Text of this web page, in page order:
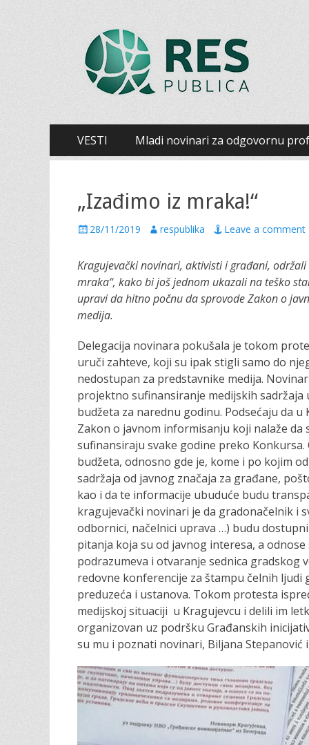
Šumadijski
Šumadijski centar za građanski aktivizam
Primary
Menu
SkipVESTI Mladi novinari za odgovornu
„Izađimo iz mraka!“
P
s
t
e
d
o
28/11/2019
A
h
o
r
respublika Leave a comment
Kragujevački novinari, aktivisti i građani,
mraka“, kako bi još jednom ukazali na teško
upravi da hitno počnu da sprovode Zakon o
medija.
Delegacija novinara pokušala je tokom
uruči zahteve, koji su ipak stigli samo do
nedostupan za predstavnike medija.
projektno sufinansiranje medijskih sadržaja
budžeta za narednu godinu. Podsećaju da
Zakon o javnom informisanju koji nalaže da
sufinansiraju svake godine preko
budžeta, odnosno gde je, kome i po kojim
sadržaja od javnog značaja za građane,
kao i da te informacije ubuduće budu
kragujevački novinari je da gradonačelnik i
odbornici, načelnici uprava …) budu
pitanja koja su od javnog interesa, a
podrazumeva i otvaranje sednica gradskog
redovne konferencije za štampu čelnih
preduzeća i ustanova. Tokom protesta
medijskoj situaciji u Kragujevcu i delili im
organizovan uz podršku Građanskih
su mu i poznati novinari, Biljana Stepanović